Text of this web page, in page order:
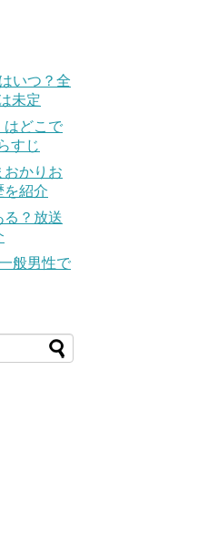
いつ？全
未定
はどこで
すじ
おかりお
を紹介
る？放送
般男性で